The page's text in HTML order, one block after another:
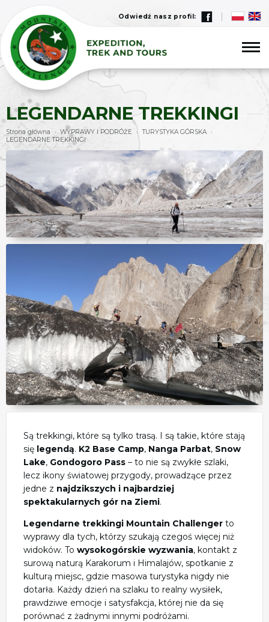
Odwiedź nasz profil:
LEGENDARNE TREKKINGI
Strona główna › WYPRAWY I PODRÓŻE › TURYSTYKA GÓRSKA ›
LEGENDARNE TREKKINGI
Są trekkingi, które są tylko trasą. I są takie, które stają
się legendą. K2 Base Camp, Nanga Parbat, Snow
Lake, Gondogoro Pass – to nie są zwykłe szlaki,
lecz ikony światowej przygody, prowadzące przez
jedne z najdzikszych i najbardziej
spektakularnych gór na Ziemi.
Legendarne trekkingi Mountain Challenger to
wyprawy dla tych, którzy szukają czegoś więcej niż
widoków. To wysokogórskie wyzwania, kontakt z
surową naturą Karakorum i Himalajów, spotkanie z
kulturą miejsc, gdzie masowa turystyka nigdy nie
dotarła. Każdy dzień na szlaku to realny wysiłek,
prawdziwe emocje i satysfakcja, której nie da się
porównać z żadnymi innymi podróżami.